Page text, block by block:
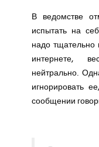
В ведомстве
испытать на
надо тщательно
интернете,
нейтрально.
игнорировать
сообщении